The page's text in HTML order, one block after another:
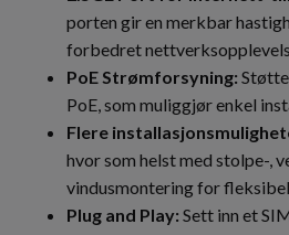
porten gir en merkbar
forbedret
PoE Strømforsyning:
PoE, som muliggjør enkel
Flere
hvor som helst med stolpe-,
vindusmontering for
Plug and Play: Sett inn et